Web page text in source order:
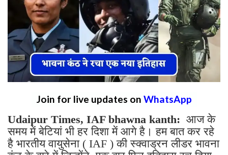
Join for live updates on WhatsApp
Udaipur Times, IAF bhawna kanth: आज के
समय में बेटियां भी हर दिशा में आगे है। हम बात कर रहे
है भारतीय वायुसेना ( IAF ) की स्क्वाड्रन लीडर भावना